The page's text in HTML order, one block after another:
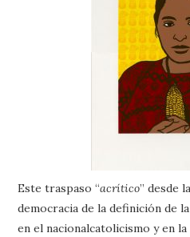
Este traspaso “acrítico” desde
democracia de la definición de
en el nacionalcatolicismo y en